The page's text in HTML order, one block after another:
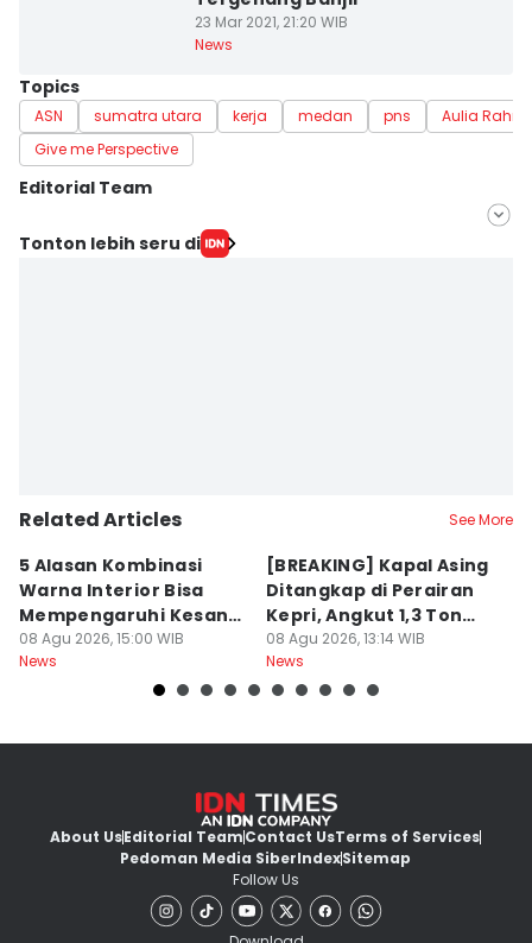
23 Mar 2021, 21:20 WIB
News
Topics
ASN sumatra utara kerja medan pns
Aulia
Give me Perspective
Editorial Team
Editor
Tonton lebih seru di
Related Articles See More
5 Alasan Kombinasi
Warna Interior Bisa
Mempengaruhi Kesan
Mewah Mobil
08 Agu 2026, 15:00 WIB
News
[BREAKING] Kapal Asing
Ditangkap di Perairan
Kepri, Angkut 1,3 Ton
Sabu
08 Agu 2026, 13:14 WIB
News
About UsEditorial TeamContact UsTerms of Services
Pedoman Media SiberIndexSitemap
Follow Us